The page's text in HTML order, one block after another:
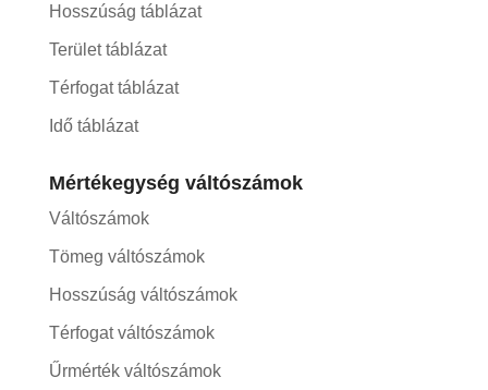
Hosszúság táblázat
Terület táblázat
Térfogat táblázat
Idő táblázat
Mértékegység váltószámok
Váltószámok
Tömeg váltószámok
Hosszúság váltószámok
Térfogat váltószámok
Űrmérték váltószámok